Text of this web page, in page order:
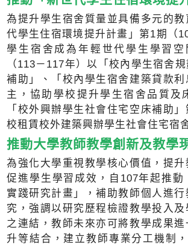
為提升學生宿舍質量並具備多元的
代學生住宿環境提升計畫」第1期（
學生宿舍成為年輕世代學生學習
（113－117年）以「校內學生宿舍
補助」、「校內學生宿舍建築貸款
主，協助學校提升學生宿舍品質及
「校外興辦學生社會住宅空床補助
校租賃校外建築興辦學生社會住宅宿
推動大學教師教學創新及教學
為強化大學重視教學核心價值，提
促進學生學習成效，自107年起推動
實踐研究計畫」，補助教師個人進
究，強調以研究歷程檢證教學投入及
之連結，教師未來亦可將教學成果
升等結合，建立教師專業分工機制